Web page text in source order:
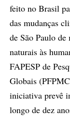
feito no Brasil
das mudanças
de São Paulo
naturais às
FAPESP de
Globais
iniciativa prevê
longo de dez